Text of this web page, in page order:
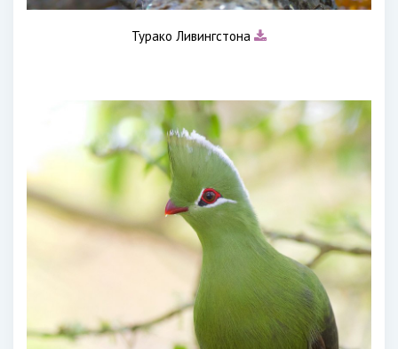
Турако Ливингстона